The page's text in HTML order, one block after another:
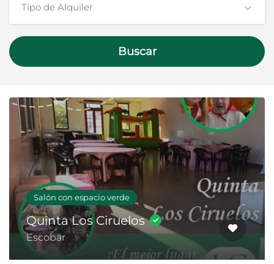
Tipo de Alquiler
Buscar
Salón con espacio verde
Quinta Los Ciruelos
Escobar